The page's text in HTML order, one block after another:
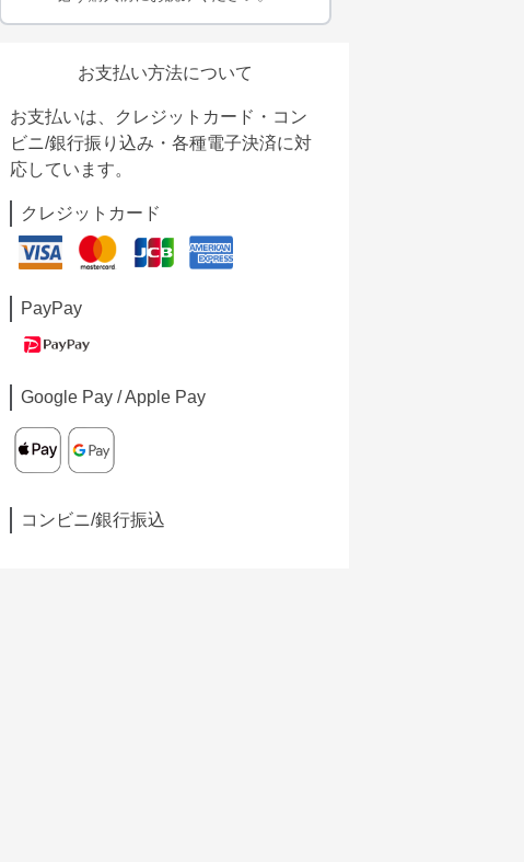
お支払い方法について
お支払いは、クレジットカード・コン
ビニ/銀行振り込み・各種電子決済に対
応しています。
クレジットカード
PayPay
Google Pay / Apple Pay
コンビニ/銀行振込